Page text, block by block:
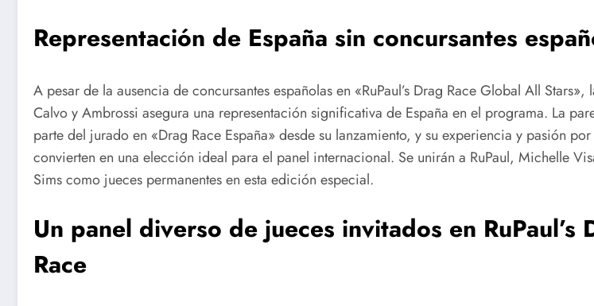
Representación de España sin concursantes
A pesar de la ausencia de concursantes españolas en «RuPaul’s Drag Race Global All Stars»,
Calvo y Ambrossi asegura una representación significativa de España en el programa. La
parte del jurado en «Drag Race España» desde su lanzamiento, y su experiencia y pasión
convierten en una elección ideal para el panel internacional. Se unirán a RuPaul, Michelle
Sims como jueces permanentes en esta edición especial.
Un panel diverso de jueces invitados en RuPaul’s
Race